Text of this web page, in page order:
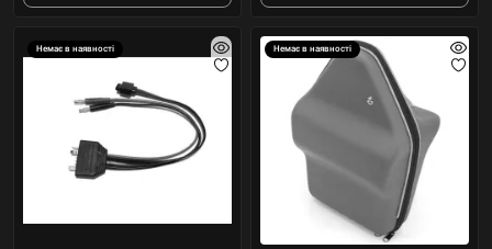
Немає в наявності Немає в наявності